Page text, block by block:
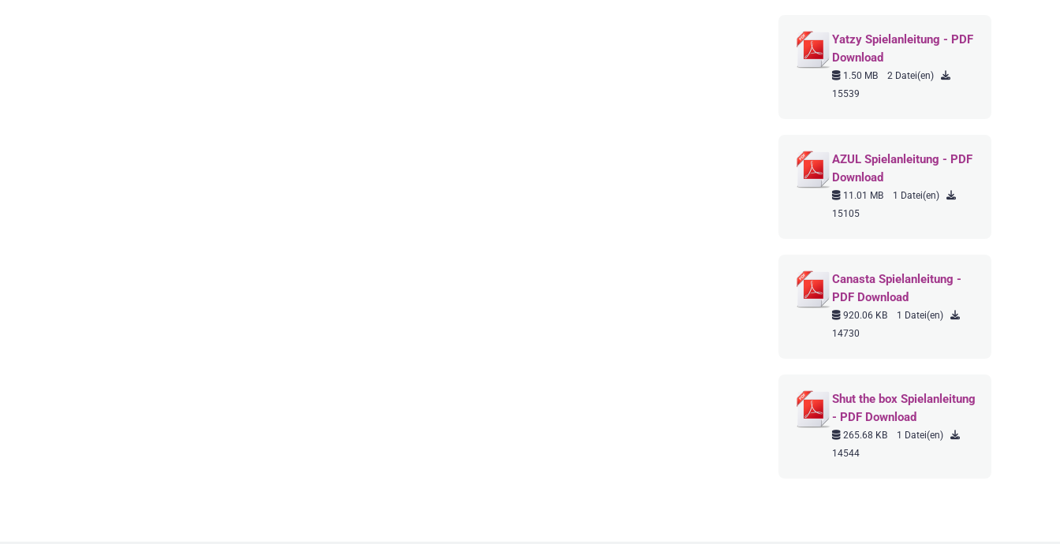
Yatzy Spielanleitung - PDF
Download
1.50 MB
2 Datei(en)
15539
AZUL Spielanleitung - PDF
Download
11.01 MB
1 Datei(en)
15105
Canasta Spielanleitung -
PDF Download
920.06 KB
1 Datei(en)
14730
Shut the box Spielanleitung
- PDF Download
265.68 KB
1 Datei(en)
14544